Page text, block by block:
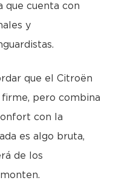
que cuenta con
y
que el Citroën
firme, pero combina
con la
es algo bruta,
de los